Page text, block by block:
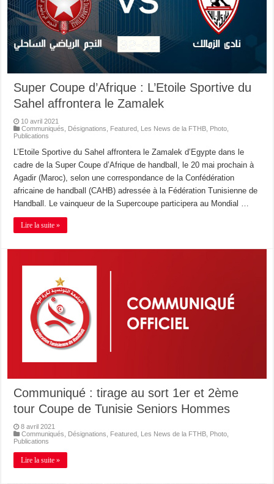
Super Coupe d’Afrique : L’Etoile Sportive du
Sahel affrontera le Zamalek
10 avril 2021
Communiqués
Désignations Featured Les News de la FTHB Photo
Publications
L’Etoile Sportive du Sahel affrontera le Zamalek d’Egypte dans le
cadre de la Super Coupe d’Afrique de handball, le 20 mai prochain à
Agadir (Maroc), selon une correspondance de la Confédération
africaine de handball (CAHB) adressée à la Fédération Tunisienne de
Handball. Le vainqueur de la Supercoupe participera au Mondial …
Lire la suite »
Communiqué : tirage au sort 1er et 2ème
tour Coupe de Tunisie Seniors Hommes
8 avril 2021
Communiqués
Désignations Featured Les News de la FTHB Photo
Publications
Lire la suite »